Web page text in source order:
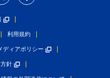
利用規約
ディアポリシー
針